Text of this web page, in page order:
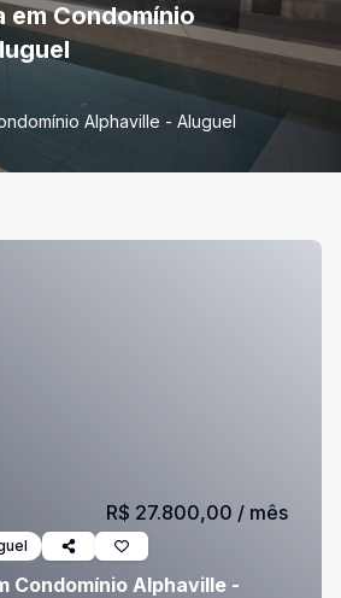
em Condomínio
Alphaville - Aluguel
Condomínio Alphaville -
R$ 27.800,00 / mês